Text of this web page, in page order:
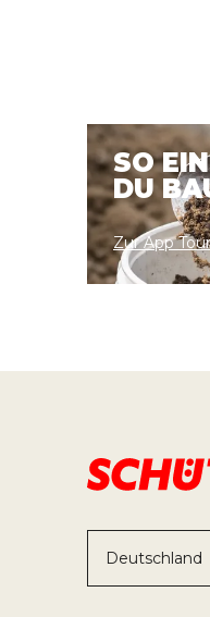
SO
DU
Zur App Tour
Deutschland